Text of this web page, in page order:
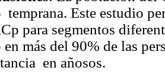
temprana. Este estudio
para segmentos
más del 90% de las
en añosos.